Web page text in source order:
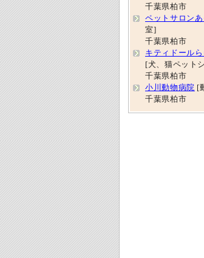
千葉県柏市
ペットサロン
室]
千葉県柏市
キティドール
[犬、猫ペット
千葉県柏市
小川動物病院 [
千葉県柏市